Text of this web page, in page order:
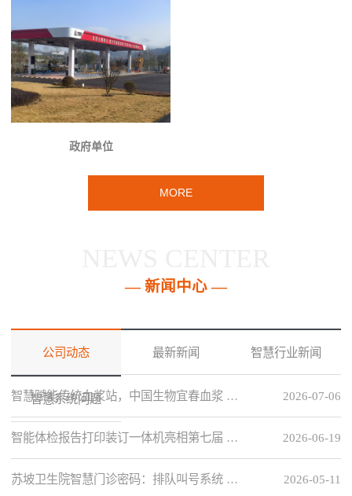
政府单位
MORE
— 新闻中心 —
公司动态 最新新闻 智慧行业新闻
智慧系统问题 2026-07-06
智慧赋能传统血浆站，中国生物宜春血浆 …
2026-06-19
智能体检报告打印装订一体机亮相第七届 …
2026-05-11
苏坡卫生院智慧门诊密码：排队叫号系统 …